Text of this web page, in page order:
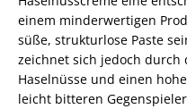
einem minderwertigen
süße, strukturlose Paste
zeichnet sich jedoch durch
Haselnüsse und einen
leicht bitteren